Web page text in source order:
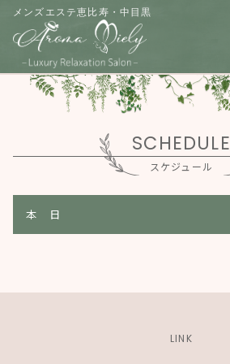
メンズエステ恵比寿・中目黒
SCHEDULE
スケジュール
LINK